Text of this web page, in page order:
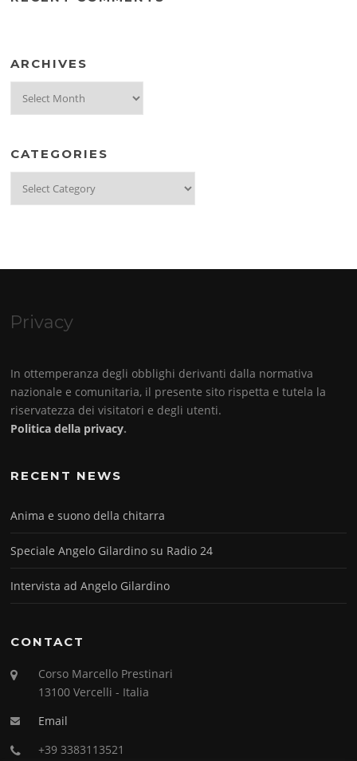
ARCHIVES
CATEGORIES
Privacy
In ottemperanza degli obblighi derivanti dalla normativa
nazionale e comunitaria, il presente sito rispetta e tutela la
riservatezza dei visitatori e degli utenti.
Politica della privacy.
RECENT NEWS
Anima e suono della chitarra
Speciale Angelo Gilardino su Radio 24
Intervista ad Angelo Gilardino
CONTACT
Corso Marcello Prestinari
13100 Vercelli - Italia
Email
+39 3383113521